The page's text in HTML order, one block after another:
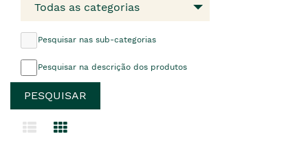
Todas as categorias
Pesquisar nas sub-categorias
Pesquisar na descrição dos produtos